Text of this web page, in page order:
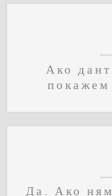
Ако
покажем
Да. Ако